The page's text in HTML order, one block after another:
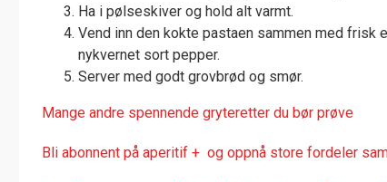
Ha i pølseskiver og hold alt varmt.
Vend inn den kokte pastaen sammen med frisk
nykvernet sort pepper.
Server med godt grovbrød og smør.
Mange andre spennende gryteretter du bør prøve
Bli abonnent på aperitif + og oppnå store fordeler